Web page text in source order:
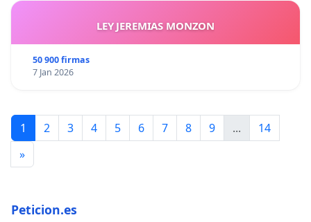
LEY JEREMIAS MONZON
50 900 firmas
7 Jan 2026
1 2 3 4 5 6 7 8 9 ...
14
»
Peticion.es